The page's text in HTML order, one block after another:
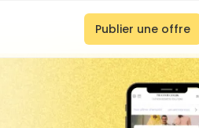
Publier une offre